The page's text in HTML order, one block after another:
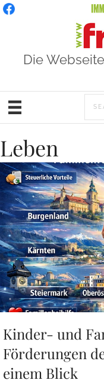
Die
Leben
Kinder- und
Förderungen
einem Blick